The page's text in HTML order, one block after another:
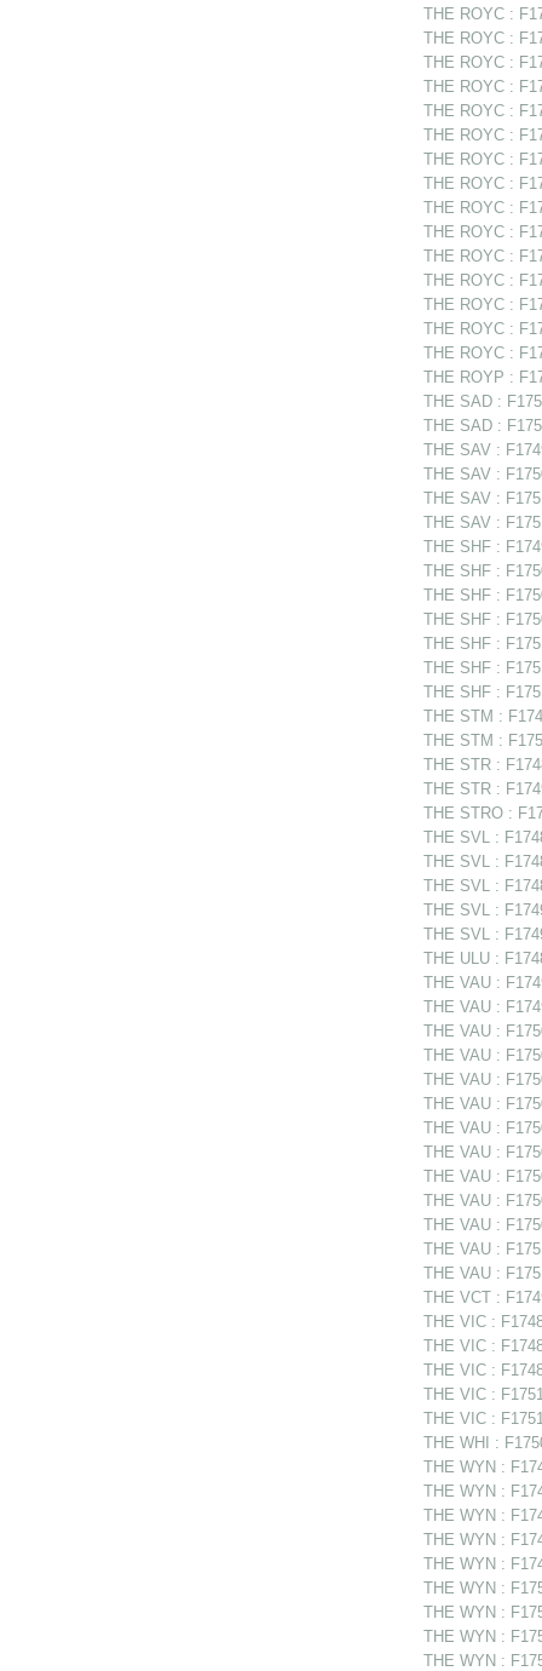
THE ROYC :
THE ROYC :
THE ROYC :
THE ROYC :
THE ROYC :
THE ROYC :
THE ROYC :
THE ROYC :
THE ROYC :
THE ROYC :
THE ROYC :
THE ROYC :
THE ROYC :
THE ROYC :
THE ROYC :
THE ROYP :
THE SAD :
THE SAD :
THE SAV :
THE SAV :
THE SAV :
THE SAV :
THE SHF :
THE SHF :
THE SHF :
THE SHF :
THE SHF :
THE SHF :
THE SHF :
THE STM :
THE STM :
THE STR :
THE STR :
THE STRO :
THE SVL :
THE SVL :
THE SVL :
THE SVL :
THE SVL :
THE ULU :
THE VAU :
THE VAU :
THE VAU :
THE VAU :
THE VAU :
THE VAU :
THE VAU :
THE VAU :
THE VAU :
THE VAU :
THE VAU :
THE VAU :
THE VAU :
THE VCT :
THE VIC :
THE VIC :
THE VIC :
THE VIC :
THE VIC :
THE WHI :
THE WYN :
THE WYN :
THE WYN :
THE WYN :
THE WYN :
THE WYN :
THE WYN :
THE WYN :
THE WYN :